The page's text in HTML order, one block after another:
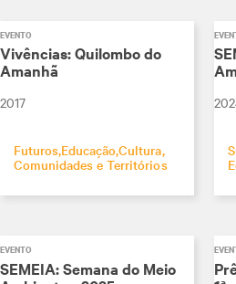
EVENTO
Vivências: Quilombo do
Amanhã
2017
FuturosEducaçãoCultura
Comunidades e Territórios
EVENTO
SEMEIA: Semana do Meio